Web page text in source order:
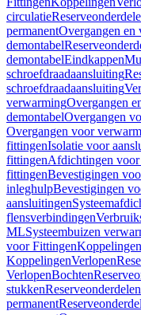
circulatie
permanentOvergangen en
demontabel
demontabelEindkappen
schroefdraadaansluiting
schroefdraadaansluiting
verwarmingOvergangen
demontabelOvergangen
Overgangen voor
fittingenIsolatie voor
fittingenAfdichtingen voor
fittingenBevestigingen
inleghulpBevestigingen
aansluitingen
flensverbindingen
MLSysteembuizen
voor FittingenKoppelingen
KoppelingenVerlopen
VerlopenBochten
stukken
permanent